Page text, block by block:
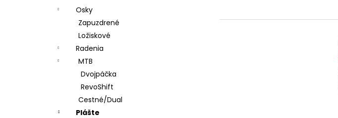
Osky
Zapuzdrené
Ložiskové
Radenia
MTB
Dvojpáčka
RevoShift
Cestné/Dual
Plášte